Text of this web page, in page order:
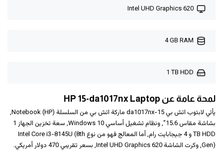
Intel UHD Graphics 620
4 GB RAM
1 TB HDD
لمحة عامة عن HP 15-da1017nx Laptop
يأتي لابتوب اتش بي 15-da1017nx ماركة اتش بي من السلسلة (HP) Notebook,
بشاشة مقاس 15.6", ونظام تشغيل أساسي Windows 10, سعة تخزين الجهاز 1
TB HDD و ‎4 جيجابايت رام‎, أما المعالج فهو من نوع Intel Core i3-8145U (8th
Gen), وكرت الشاشة Intel UHD Graphics 620, بسعر تقريبي 470 دولار أمريكي.